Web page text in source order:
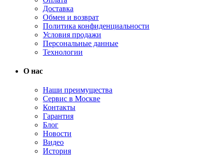
Доставка
Обмен и возврат
Политика конфиденциальности
Условия продажи
Персональные данные
Технологии
О нас
Наши преимущества
Сервис в Москве
Контакты
Гарантия
Блог
Новости
Видео
История